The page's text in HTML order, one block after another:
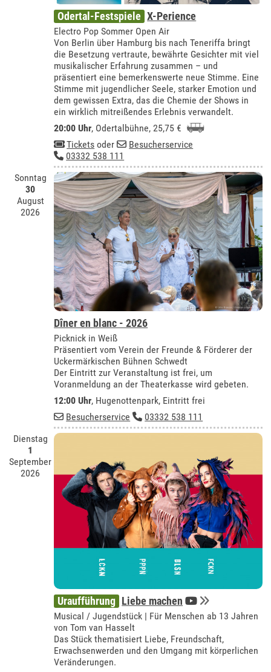
Odertal-Festspiele X-Perience
Electro Pop Sommer Open Air
Von Berlin über Hamburg bis nach Teneriffa bringt
die Besetzung vertraute, bewährte Gesichter mit viel
musikalischer Erfahrung zusammen – und
präsentiert eine bemerkenswerte neue Stimme. Eine
Stimme mit jugendlicher Seele, starker Emotion und
dem gewissen Extra, das die Chemie der Shows in
ein wirklich mitreißendes Erlebnis verwandelt.
20:00 Uhr, Odertalbühne, 25,75 €
Tickets oder
Besucherservice
03332 538 111
Sonntag
30
August
2026
Dîner en blanc - 2026
Picknick in Weiß
Präsentiert vom Verein der Freunde & Förderer der
Uckermärkischen Bühnen Schwedt
Der Eintritt zur Veranstaltung ist frei, um
Voranmeldung an der Theaterkasse wird gebeten.
12:00 Uhr, Hugenottenpark, Eintritt frei
Besucherservice
03332 538 111
Dienstag
1
September
2026
Uraufführung Liebe machen
Musical / Jugendstück | Für Menschen ab 13 Jahren
von Tom van Hasselt
Das Stück thematisiert Liebe, Freundschaft,
Erwachsenwerden und den Umgang mit körperlichen
Veränderungen.